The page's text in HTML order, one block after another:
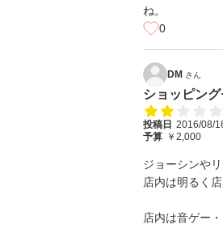
ね。
0
DM さん
ショッピン
投稿日 2016/08/
予算 ￥2,000
ジョーシンや
店内は明るく
店内は音ゲー